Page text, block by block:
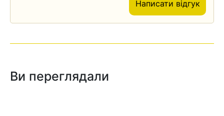
Написати відгук
Ви переглядали